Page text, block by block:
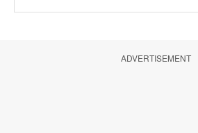
ADVERTISEMENT